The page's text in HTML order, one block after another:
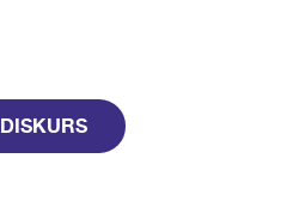
DISKURS